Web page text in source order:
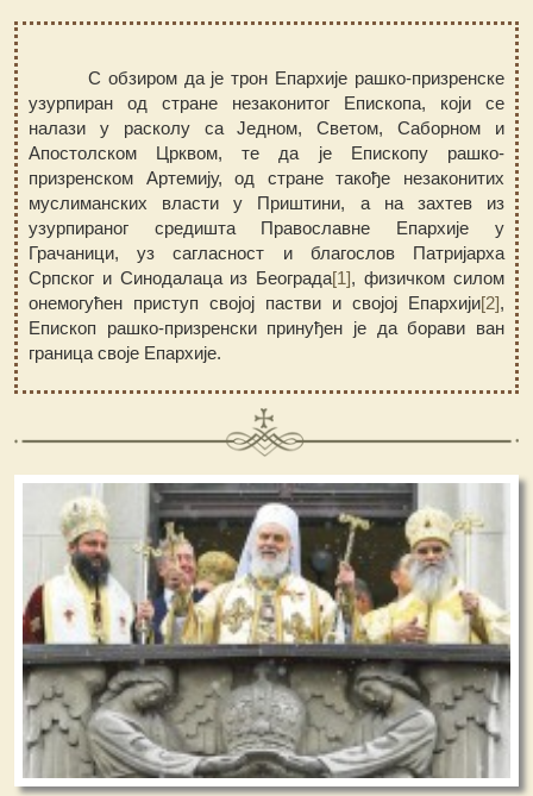
С обзиром да је трон Епархије рашко-призренске
узурпиран од стране незаконитог Епископа, који се
налази у расколу са Једном, Светом, Саборном и
Апостолском Црквом, те да је Епископу рашко-
призренском Артемију, од стране такође незаконитих
муслиманских власти у Приштини, а на захтев из
узурпираног средишта Православне Епархије у
Грачаници, уз сагласност и благослов Патријарха
Српског и Синодалаца из Београда[1], физичком силом
онемогућен приступ својој пастви и својој Епархији[2],
Епископ рашко-призренски принуђен је да борави ван
граница своје Епархије.